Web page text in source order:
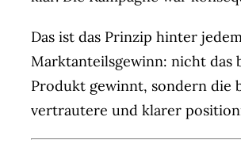
Das ist das Prinzip hinter
Marktanteilsgewinn: nicht das
Produkt gewinnt, sondern die
vertrautere und klarer